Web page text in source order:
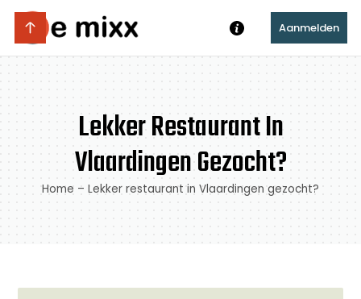
Aanmelden
Lekker Restaurant In
Vlaardingen Gezocht?
Home – Lekker restaurant in Vlaardingen gezocht?